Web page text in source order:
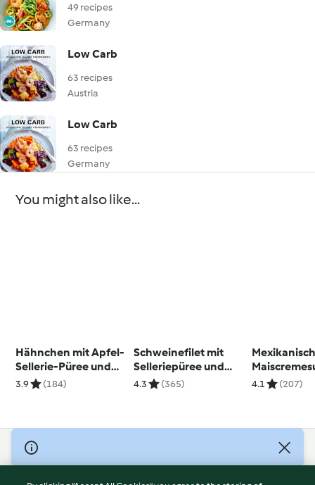
49 recipes
Germany
Low Carb
63 recipes
Austria
Low Carb
63 recipes
Germany
You might also like...
Hähnchen mit Apfel-
Sellerie-Püree und
Kürbisgemüse
3.9 (184)
Schweinefilet mit
Selleriepüree und
Kapern-Zitronen-
4.3 (365)
Pute
4.1 (207)
© Copyright 2026
Terms of Service